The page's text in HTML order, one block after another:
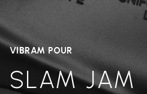
VIBRAM POUR
SLAM JAM